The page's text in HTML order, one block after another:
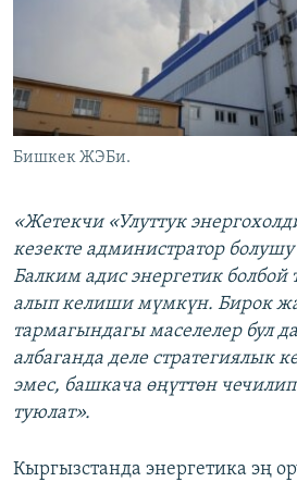
Бишкек ЖЭБи.
«Жетекчи «Улуттук
кезекте администратор
Балким адис энергетик болбой
алып келиши мүмкүн. Бирок
тармагындагы маселелер бул
албаганда деле стратегиялык
эмес, башкача өңүттөн
туюлат».
Кыргызстанда энергетика эң